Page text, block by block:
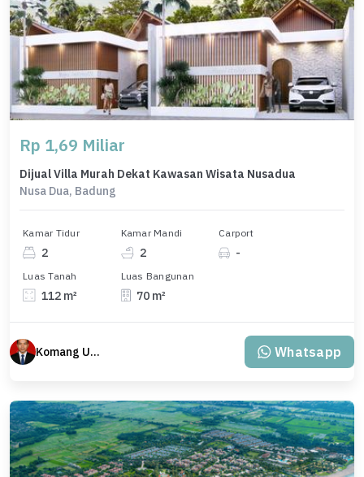
Rp 1,69 Miliar
Dijual Villa Murah Dekat Kawasan Wisata Nusadua
Nusa Dua, Badung
Kamar Tidur
2
Kamar Mandi
2
Carport
-
Luas Tanah
112 m²
Luas Bangunan
70 m²
Komang Udiana Whatsapp